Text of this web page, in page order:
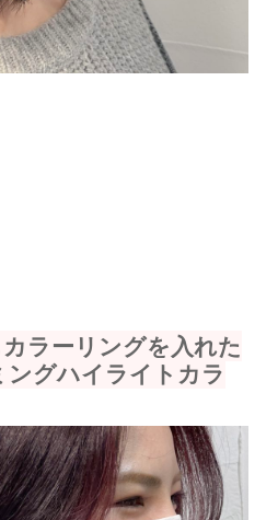
ラーリングを入れた
グハイライトカラ